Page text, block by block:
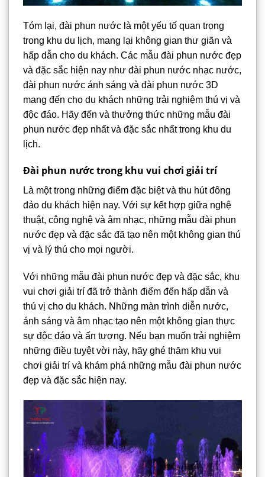
Tóm lại, đài phun nước là một yếu tố quan trọng
trong khu du lịch, mang lại không gian thư giãn và
hấp dẫn cho du khách. Các mẫu đài phun nước đẹp
và đặc sắc hiện nay như đài phun nước nhạc nước,
đài phun nước ánh sáng và đài phun nước 3D
mang đến cho du khách những trải nghiệm thú vị và
độc đáo. Hãy đến và thưởng thức những mẫu đài
phun nước đẹp nhất và đặc sắc nhất trong khu du
lịch.
Đài phun nước trong khu vui chơi giải trí
Là một trong những điểm đặc biệt và thu hút đông
đảo du khách hiện nay. Với sự kết hợp giữa nghệ
thuật, công nghệ và âm nhạc, những mẫu đài phun
nước đẹp và đặc sắc đã tạo nên một không gian thú
vị và lý thú cho mọi người.
Với những mẫu đài phun nước đẹp và đặc sắc, khu
vui chơi giải trí đã trở thành điểm đến hấp dẫn và
thú vị cho du khách. Những màn trình diễn nước,
ánh sáng và âm nhạc tạo nên một không gian thực
sự độc đáo và ấn tượng. Nếu bạn muốn trải nghiệm
những điều tuyệt vời này, hãy ghé thăm khu vui
chơi giải trí và khám phá những mẫu đài phun nước
đẹp và đặc sắc hiện nay.